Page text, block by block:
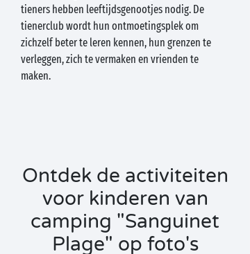
tieners hebben leeftijdsgenootjes nodig. De
tienerclub wordt hun ontmoetingsplek om
zichzelf beter te leren kennen, hun grenzen te
verleggen, zich te vermaken en vrienden te
maken.
Ontdek de activiteiten
voor kinderen van
camping "Sanguinet
Plage" op foto's